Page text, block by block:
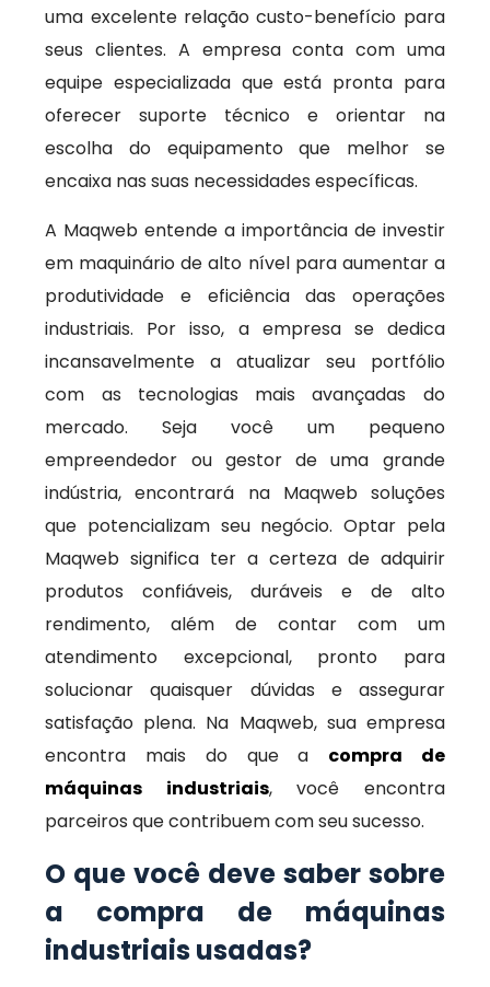
uma excelente relação custo-benefício para
seus clientes. A empresa conta com uma
equipe especializada que está pronta para
oferecer suporte técnico e orientar na
escolha do equipamento que melhor se
encaixa nas suas necessidades específicas.
A Maqweb entende a importância de investir
em maquinário de alto nível para aumentar a
produtividade e eficiência das operações
industriais. Por isso, a empresa se dedica
incansavelmente a atualizar seu portfólio
com as tecnologias mais avançadas do
mercado. Seja você um pequeno
empreendedor ou gestor de uma grande
indústria, encontrará na Maqweb soluções
que potencializam seu negócio. Optar pela
Maqweb significa ter a certeza de adquirir
produtos confiáveis, duráveis e de alto
rendimento, além de contar com um
atendimento excepcional, pronto para
solucionar quaisquer dúvidas e assegurar
satisfação plena. Na Maqweb, sua empresa
encontra mais do que a compra de
máquinas industriais, você encontra
parceiros que contribuem com seu sucesso.
O que você deve saber sobre
a compra de máquinas
industriais usadas?